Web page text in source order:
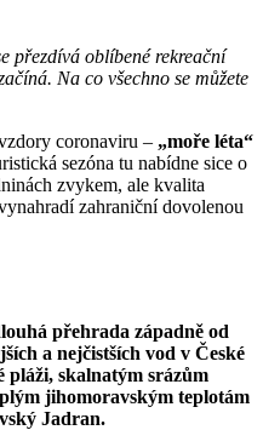
přezdívá oblíbené rekreační
Na co všechno se můžete
coronaviru – „moře léta“
sezóna tu nabídne sice o
zvykem, ale kvalita
zahraniční dovolenou
přehrada západně od
a nejčistších vod v České
pláži, skalnatým srázům
jihomoravským teplotám
Jadran.